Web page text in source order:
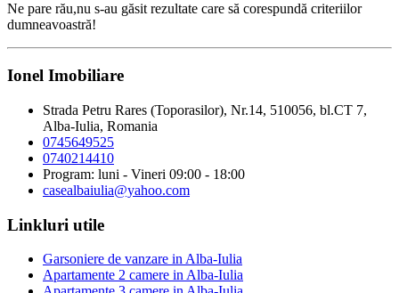
Ne pare rău,nu s-au găsit rezultate care să corespundă criteriilor
dumneavoastră!
Ionel Imobiliare
Strada Petru Rares (Toporasilor), Nr.14, 510056, bl.CT 7,
Alba-Iulia, Romania
0745649525
0740214410
Program: luni - Vineri 09:00 - 18:00
casealbaiulia@yahoo.com
Linkluri utile
Garsoniere de vanzare in Alba-Iulia
Apartamente 2 camere in Alba-Iulia